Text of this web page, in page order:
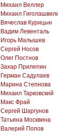
Михаил Веллер
Михаил
Вячеслав Курицын
Вадим Левенталь
Игорь Малышев
Сергей Носов
Олег Постнов
Захар Прилепин
Герман Садулаев
Марина Степнова
Михаил Тарковский
Макс Фрай
Сергей Шаргунов
Татьяна Москвина
Валерий Попов